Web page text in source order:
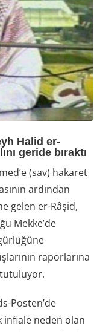
Halid er-
geride bıraktı
(sav) hakaret
ardından
gelen er-Râşid,
Mekke’de
raporlarına
tutuluyor.
Posten’de
infiale neden olan